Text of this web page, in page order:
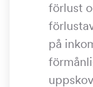
förlust
på